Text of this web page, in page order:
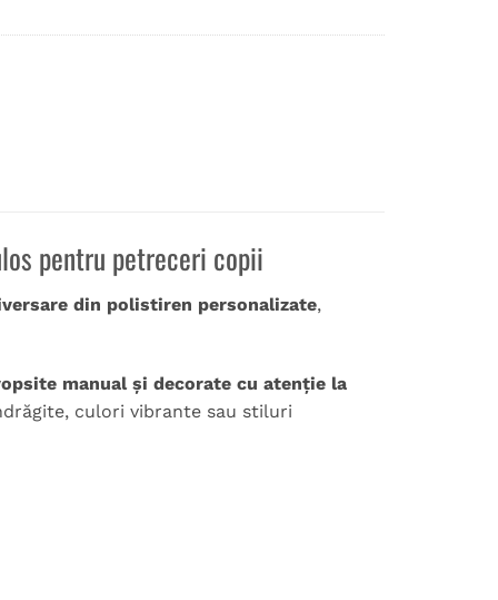
pentru petreceri copii
din polistiren personalizate,
manual și decorate cu atenție la
culori vibrante sau stiluri